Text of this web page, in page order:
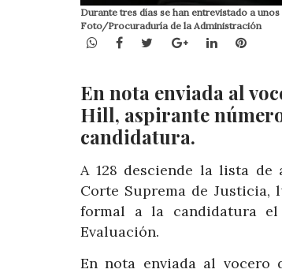
Durante tres días se han entrevistado a
Foto/Procuraduría de la Administración
WhatsApp
Facebook
TwitterGoogle+LinkedIn
En nota enviada al
Hill, aspirante
candidatura.
A 128 desciende la lista
Corte Suprema de Justicia,
formal a la candidatura
Evaluación.
En nota enviada al vocero